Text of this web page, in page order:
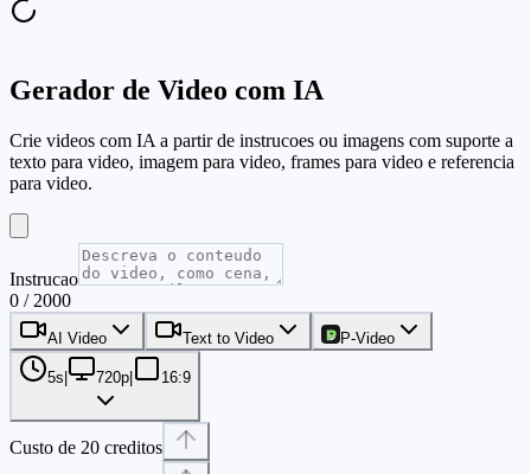
Gerador de Video com IA
Crie videos com IA a partir de instrucoes ou imagens com suporte a
texto para video, imagem para video, frames para video e referencia
para video.
Instrucao
0 / 2000
AI Video Text to Video P-Video
5s 720p 16:9
Custo de 20 creditos